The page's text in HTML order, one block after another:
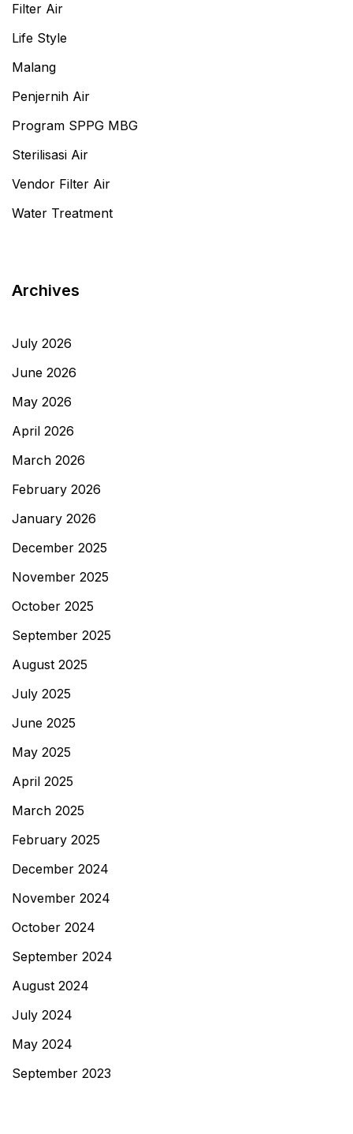
Filter Air
Life Style
Malang
Penjernih Air
Program SPPG MBG
Sterilisasi Air
Vendor Filter Air
Water Treatment
Archives
July 2026
June 2026
May 2026
April 2026
March 2026
February 2026
January 2026
December 2025
November 2025
October 2025
September 2025
August 2025
July 2025
June 2025
May 2025
April 2025
March 2025
February 2025
December 2024
November 2024
October 2024
September 2024
August 2024
July 2024
May 2024
September 2023